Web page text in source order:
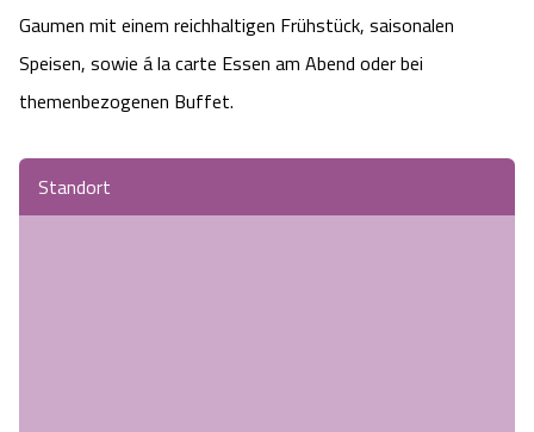
Gaumen mit einem reichhaltigen Frühstück, saisonalen
Speisen, sowie á la carte Essen am Abend oder bei
themenbezogenen Buffet.
Standort